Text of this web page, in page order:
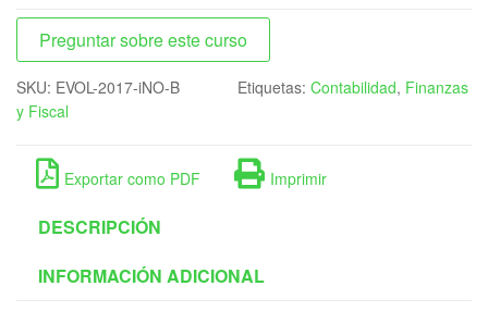
Preguntar sobre este curso
SKU: EVOL-2017-iNO-B Etiquetas: Contabilidad, Finanzas
y Fiscal
Exportar como PDF Imprimir
DESCRIPCIÓN
INFORMACIÓN ADICIONAL